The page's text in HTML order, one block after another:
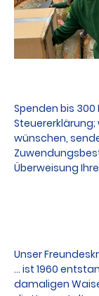
Spenden bis
Steuererklärung;
wünschen,
Überweisung
Unser
... ist 1960
damaligen